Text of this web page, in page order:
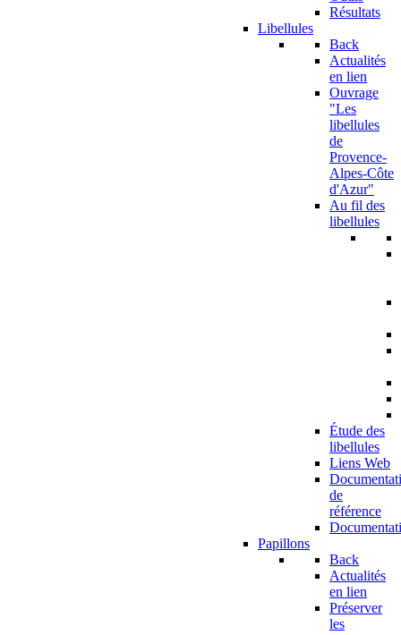
Résultats
Libellules
Back
Actualités
en lien
Ouvrage
"Les
libellules
de
Provence-
Alpes-Côte
d'Azur"
Au fil des
libellules
Étude des
libellules
Liens Web
de
référence
Papillons
Back
Actualités
en lien
Préserver
les